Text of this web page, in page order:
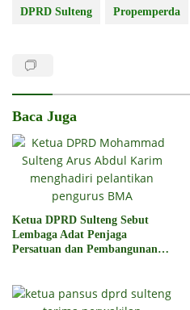
DPRD Sulteng Propemperda
Baca Juga
Ketua DPRD Sulteng Sebut
Lembaga Adat Penjaga
Persatuan dan Pembangunan